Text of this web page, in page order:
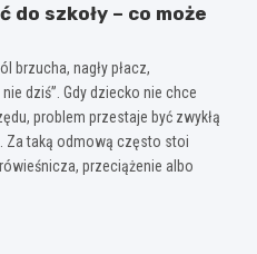
do szkoły – co może
brzucha, nagły płacz,
dziś”. Gdy dziecko nie chce
problem przestaje być zwykłą
Za taką odmową często stoi
przeciążenie albo